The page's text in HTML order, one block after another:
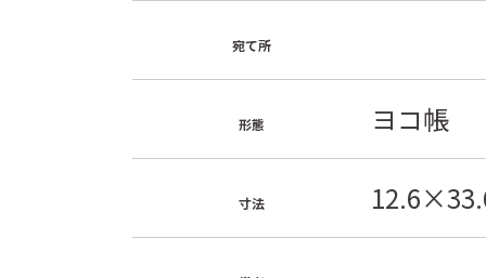
宛て所
形態 ヨコ帳
寸法